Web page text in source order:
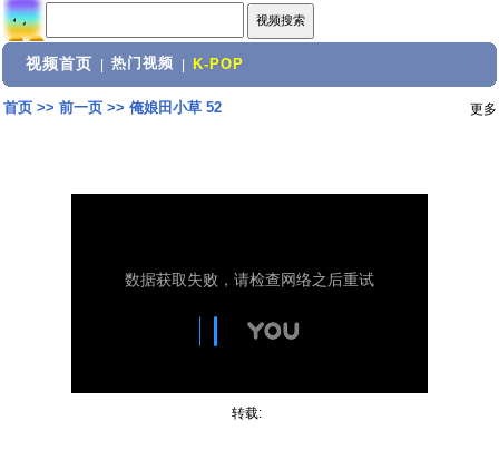
视频首页 热门视频 K-POP
首页>> 前一页>> 俺娘田小草 52 更多
转载: